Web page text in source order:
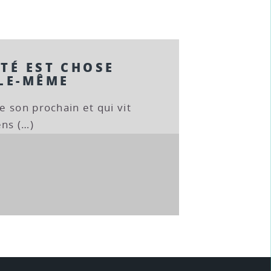
EST CHOSE
MÊME
son prochain et qui vit
(…)